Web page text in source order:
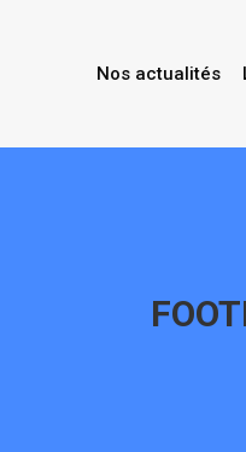
Nos actualités